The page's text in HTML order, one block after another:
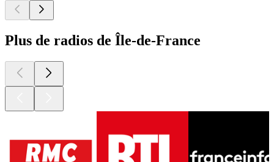
Plus de radios de Île-de-France